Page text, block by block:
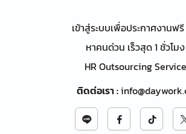
เข้าสู่ระบบเพื่อประกาศงานฟรี
หาคนด่วน เร็วสุด 1 ชั่วโมง
HR Outsourcing Service
ติดต่อเรา: